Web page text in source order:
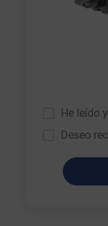
He leído
Deseo